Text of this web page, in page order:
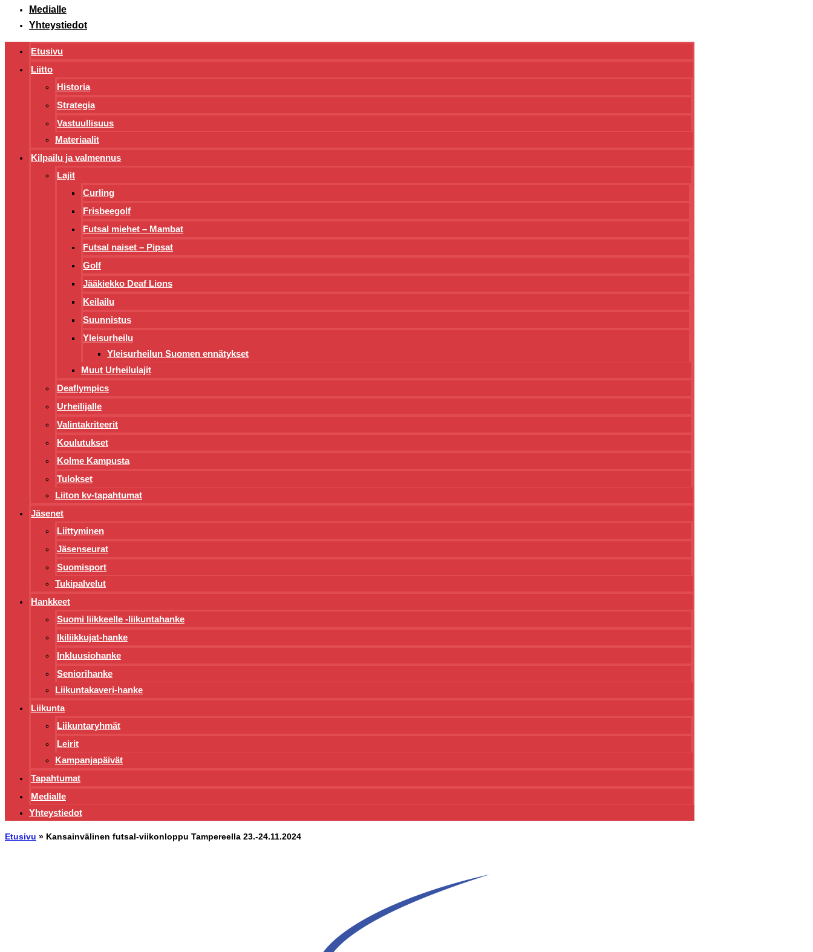
Medialle
Yhteystiedot
Etusivu
Liitto
Historia
Strategia
Vastuullisuus
Materiaalit
Kilpailu ja valmennus
Lajit
Curling
Frisbeegolf
Futsal miehet – Mambat
Futsal naiset – Pipsat
Golf
Jääkiekko Deaf Lions
Keilailu
Suunnistus
Yleisurheilu
Yleisurheilun Suomen ennätykset
Muut Urheilulajit
Deaflympics
Urheilijalle
Valintakriteerit
Koulutukset
Kolme Kampusta
Tulokset
Liiton kv-tapahtumat
Jäsenet
Liittyminen
Jäsenseurat
Suomisport
Tukipalvelut
Hankkeet
Suomi liikkeelle -liikuntahanke
Ikiliikkujat-hanke
Inkluusiohanke
Seniorihanke
Liikuntakaveri-hanke
Liikunta
Liikuntaryhmät
Leirit
Kampanjapäivät
Tapahtumat
Medialle
Yhteystiedot
Etusivu » Kansainvälinen futsal-viikonloppu Tampereella 23.-24.11.2024